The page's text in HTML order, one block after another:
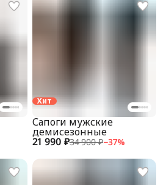
Хит
21 990 ₽34 900 ₽−37%
Сапоги мужские
демисезонные